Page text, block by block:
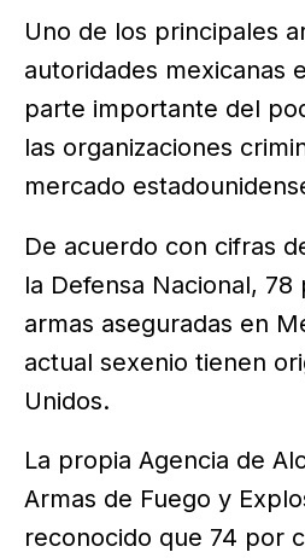
Uno de los principales
autoridades mexicanas
parte importante del
las organizaciones
mercado
De acuerdo con cifras
la Defensa Nacional,
armas aseguradas en
actual sexenio tienen
Unidos.
La propia Agencia de
Armas de Fuego y
reconocido que 74 por